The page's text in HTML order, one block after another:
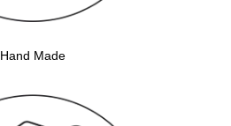
Hand Made